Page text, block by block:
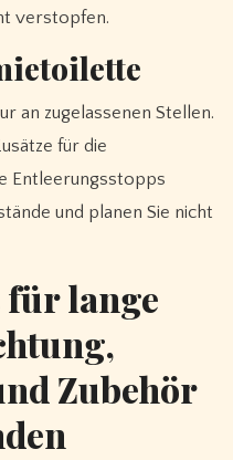
verstopfen.
an zugelassenen Stellen.
für die
Entleerungsstopps
und planen Sie nicht
lange
Zubehör